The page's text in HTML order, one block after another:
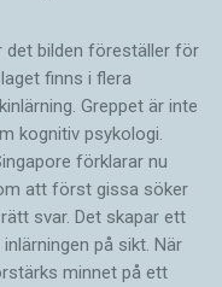
det bilden föreställer för
finns i flera
Greppet är inte
kognitiv psykologi.
förklarar nu
att först gissa ­söker
svar. Det skapar ett
på sikt. När
minnet på ett